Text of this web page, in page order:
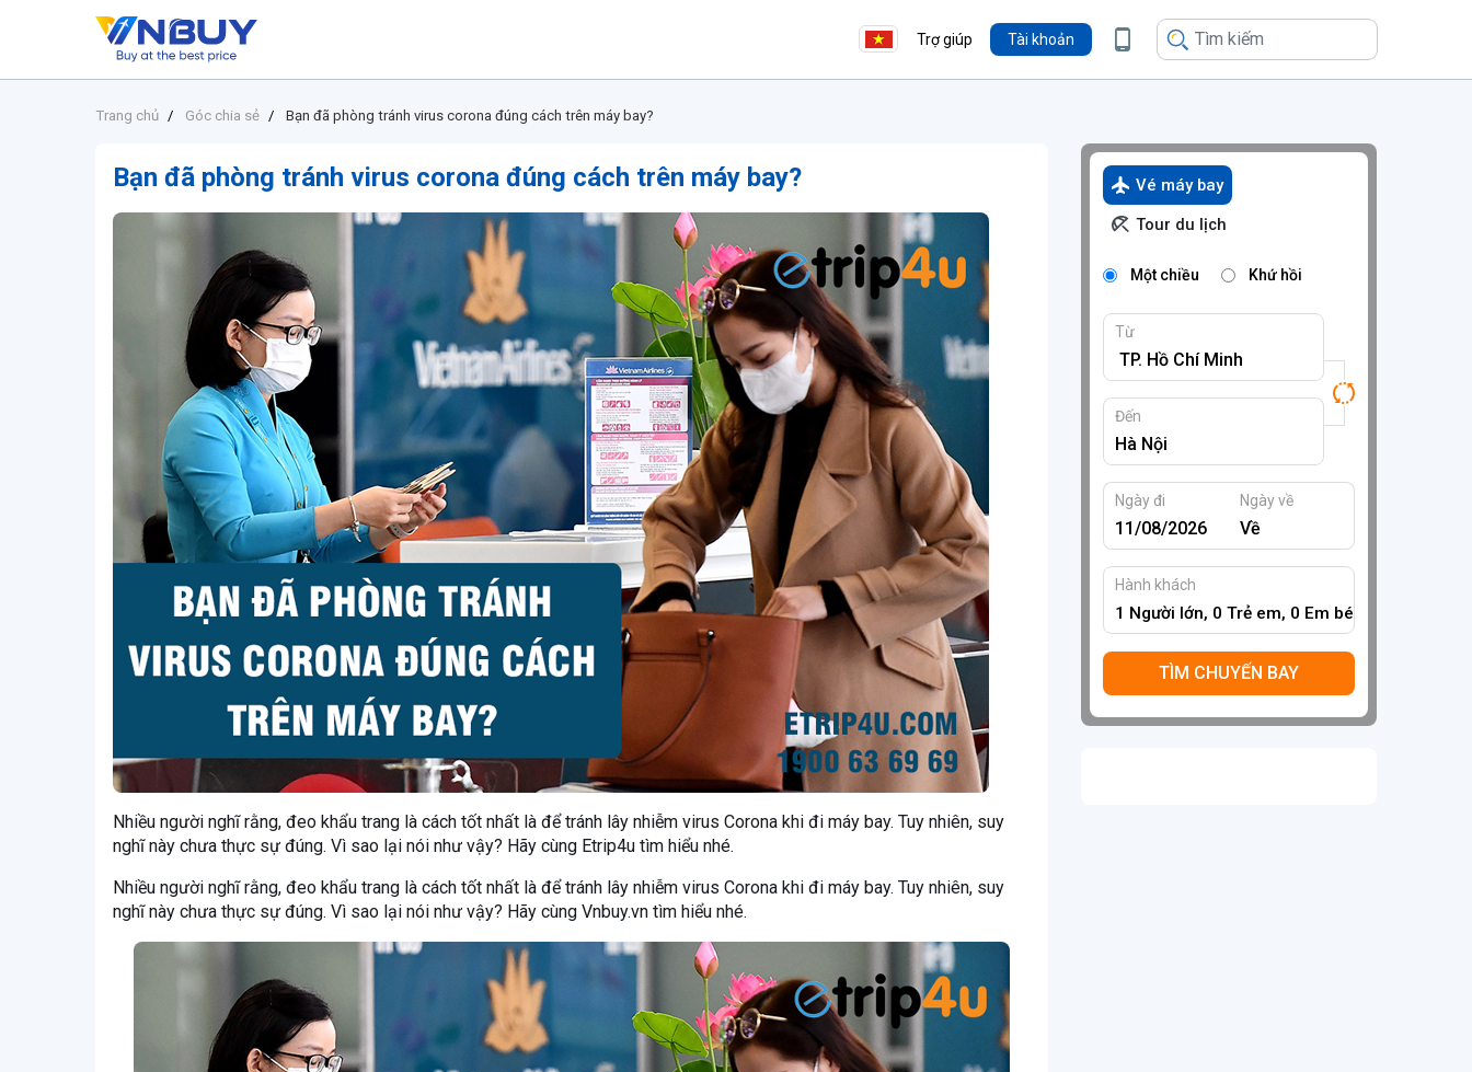
Trợ giúp Tài khoản
Trang chủ Góc chia sẻ Bạn đã phòng tránh virus corona đúng cách trên máy bay?
Bạn đã phòng tránh virus corona đúng cách trên máy bay?
Nhiều người nghĩ rằng, đeo khẩu trang là cách tốt nhất là để tránh lây nhiễm virus Corona khi đi máy bay. Tuy nhiên, suy
nghĩ này chưa thực sự đúng. Vì sao lại nói như vậy? Hãy cùng Etrip4u tìm hiểu nhé.
Nhiều người nghĩ rằng, đeo khẩu trang là cách tốt nhất là để tránh lây nhiễm virus Corona khi đi máy bay. Tuy nhiên, suy
nghĩ này chưa thực sự đúng. Vì sao lại nói như vậy? Hãy cùng Vnbuy.vn tìm hiểu nhé.
Vé máy bay
Tour du lịch
Một chiều Khứ hồi
Từ
Đến
Ngày đi Ngày về
Hành khách
1 Người lớn, 0 Trẻ em, 0 Em bé
TÌM CHUYẾN BAY